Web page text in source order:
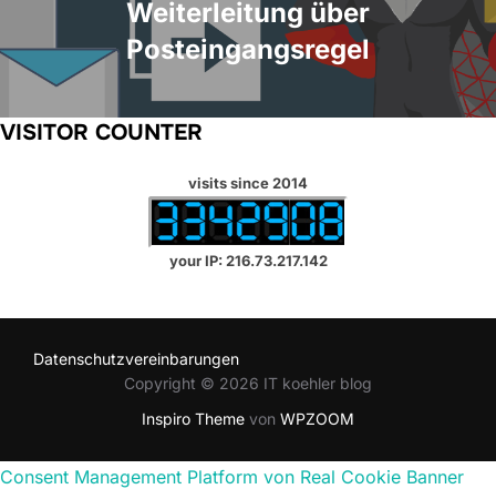
Weiterleitung über
Posteingangsregel
VISITOR COUNTER
visits since 2014
your IP: 216.73.217.142
Datenschutzvereinbarungen
Copyright © 2026 IT koehler blog
Inspiro Theme von WPZOOM
Consent Management Platform von Real Cookie Banner